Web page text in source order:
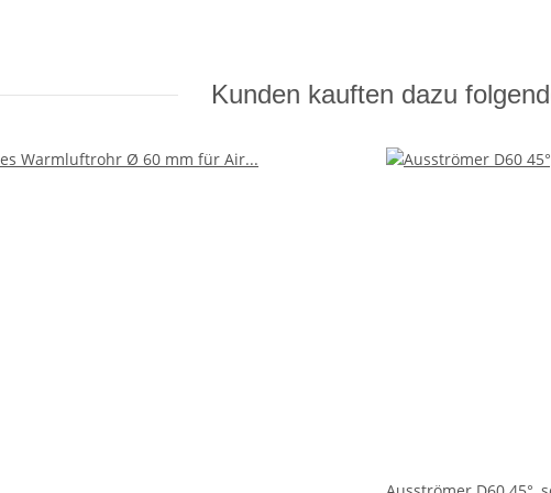
Kunden kauften dazu